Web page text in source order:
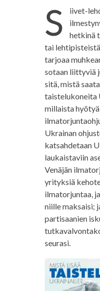
S iivet-
hetkinä
tai
tarjoaa
sotaan liittyviä
sitä, mistä
taistelukoneita
millaista hyötyä
Ukrainan
katsahdetaan
laukaistaviin
Venäjän
yrityksiä
ilmatorjuntaa,
niille maksaisi;
partisaanien
seurasi.